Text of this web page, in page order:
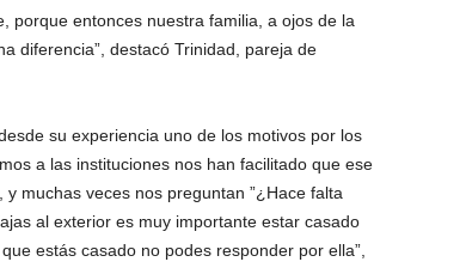
porque entonces nuestra familia, a ojos de la
diferencia”, destacó Trinidad, pareja de
su experiencia uno de los motivos por los
a las instituciones nos han facilitado que ese
muchas veces nos preguntan ”¿Hace falta
al exterior es muy importante estar casado
estás casado no podes responder por ella”,